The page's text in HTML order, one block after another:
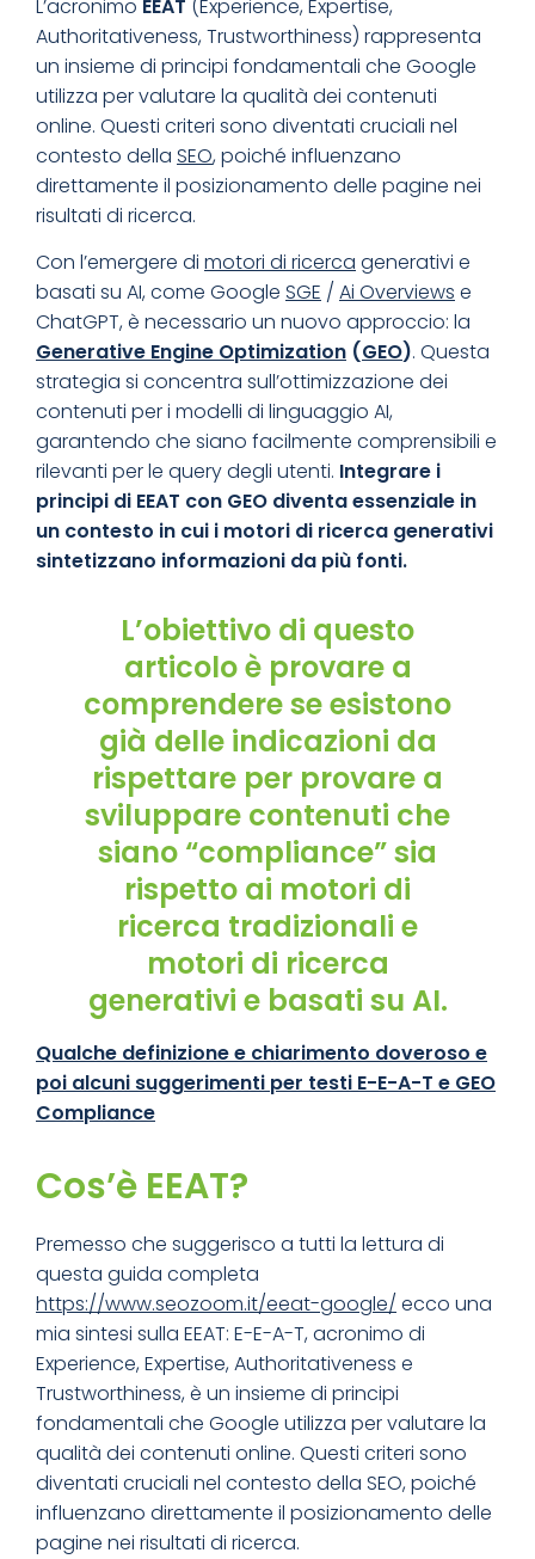
L’acronimo EEAT (Experience, Expertise,
Authoritativeness, Trustworthiness) rappresenta
un insieme di principi fondamentali che Google
utilizza per valutare la qualità dei contenuti
online. Questi criteri sono diventati cruciali nel
contesto della SEO, poiché influenzano
direttamente il posizionamento delle pagine nei
risultati di ricerca.
Con l’emergere di motori di ricerca generativi e
basati su AI, come Google SGE / Ai Overviews e
ChatGPT, è necessario un nuovo approccio: la
Generative Engine Optimization (GEO). Questa
strategia si concentra sull’ottimizzazione dei
contenuti per i modelli di linguaggio AI,
garantendo che siano facilmente comprensibili e
rilevanti per le query degli utenti. Integrare i
principi di EEAT con GEO diventa essenziale in
un contesto in cui i motori di ricerca generativi
sintetizzano informazioni da più fonti.
L’obiettivo di questo
articolo è provare a
comprendere se esistono
già delle indicazioni da
rispettare per provare a
sviluppare contenuti che
siano “compliance” sia
rispetto ai motori di
ricerca tradizionali e
motori di ricerca
generativi e basati su AI.
Qualche definizione e chiarimento doveroso e
poi alcuni suggerimenti per testi E-E-A-T e GEO
Compliance
Cos’è EEAT?
Premesso che suggerisco a tutti la lettura di
questa guida completa
https://www.seozoom.it/eeat-google/ ecco una
mia sintesi sulla EEAT: E-E-A-T, acronimo di
Experience, Expertise, Authoritativeness e
Trustworthiness, è un insieme di principi
fondamentali che Google utilizza per valutare la
qualità dei contenuti online. Questi criteri sono
diventati cruciali nel contesto della SEO, poiché
influenzano direttamente il posizionamento delle
pagine nei risultati di ricerca.